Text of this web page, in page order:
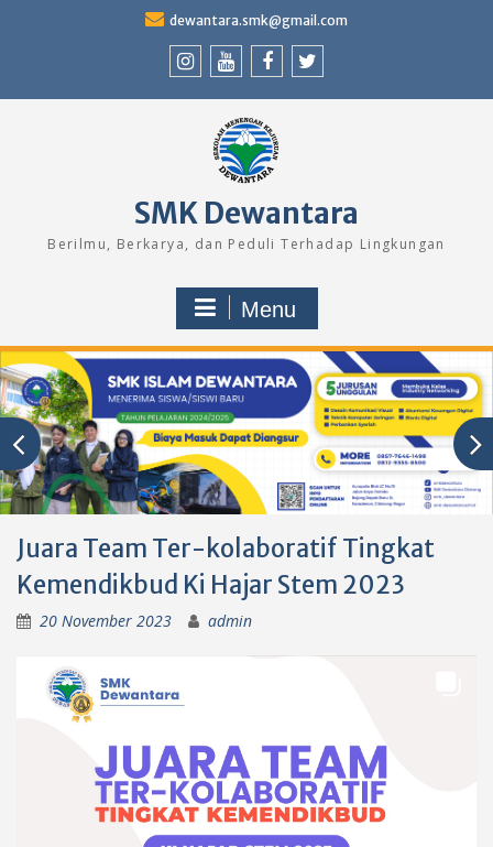
dewantara.smk@gmail.com
SMK Dewantara
Berilmu, Berkarya, dan Peduli Terhadap Lingkungan
Menu
Juara Team Ter-kolaboratif Tingkat
Kemendikbud Ki Hajar Stem 2023
20 November 2023 admin